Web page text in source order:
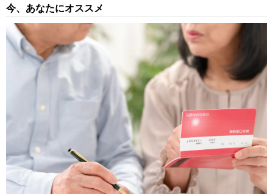
今、あなたにオススメ